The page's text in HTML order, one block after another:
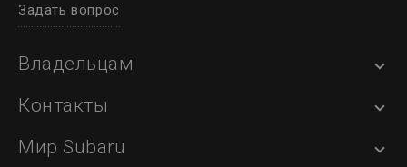
Задать вопрос
Владельцам
Контакты
Мир Subaru